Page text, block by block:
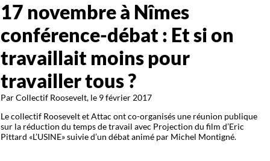
17 novembre à Nîmes
conférence-débat : Et si on
travaillait moins pour
travailler tous ?
Par Collectif Roosevelt, le 9 février 2017
Le collectif Roosevelt et Attac ont co-organisés une réunion publique
sur la réduction du temps de travail avec Projection du film d’Eric
Pittard «L’USINE» suivie d’un débat animé par Michel Montigné.